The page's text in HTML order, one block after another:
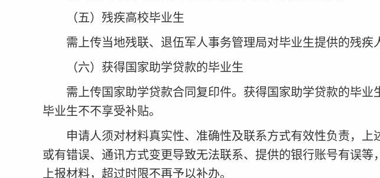
（五）残疾高校毕业生
需上传当地残联、退伍军人事务管理局对毕业生提供的残疾
（六）获得国家助学贷款的毕业生
需上传国家助学贷款合同复印件。获得国家助学贷款的毕
毕业生不不享受补贴。
申请人须对材料真实性、准确性及联系方式有效性负责，
或有错误、通讯方式变更导致无法联系、提供的银行账号有误
上报材料，超过时限不再予以补办。